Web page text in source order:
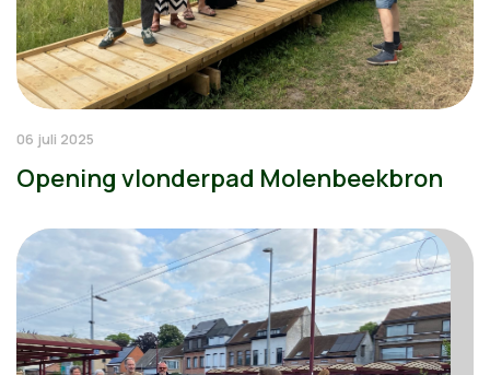
06 juli 2025
Opening vlonderpad Molenbeekbron